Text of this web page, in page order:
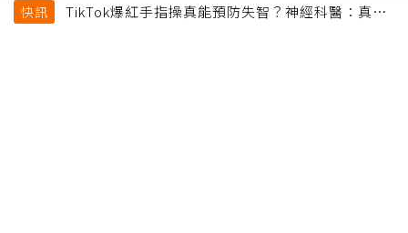
快訊
TikTok爆紅手指操真能預防失智？神經科醫：真正